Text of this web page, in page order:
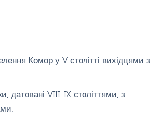
Комор у V столітті вихідцями з
датовані VIII-IX століттями, з